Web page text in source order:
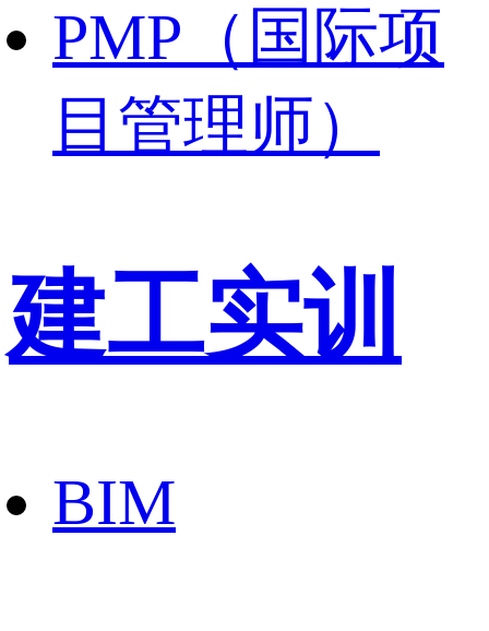
PMP（国际项
目管理师）
建工实训
BIM